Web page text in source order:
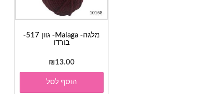
מלגה- Malaga- גוון 517-
בורדו
₪13.00
הוסף לסל